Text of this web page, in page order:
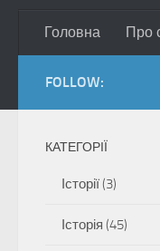
Головна Про
FOLLOW:
КАТЕГОРІЇ
Історії(3)
Історія (45)